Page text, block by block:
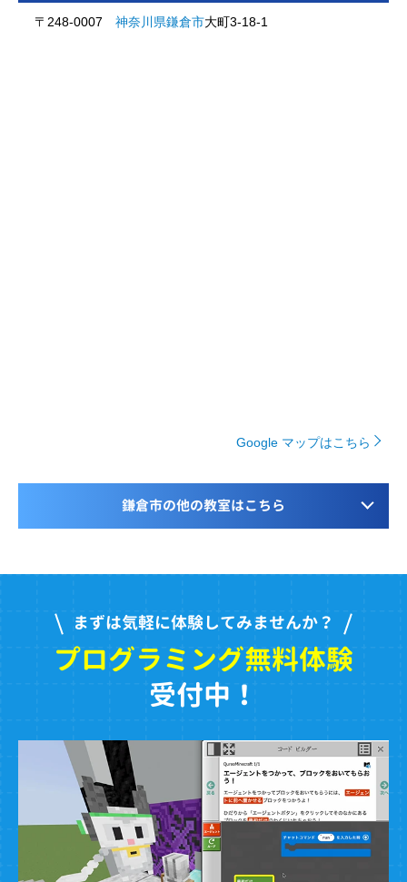
〒248-0007 神奈川県鎌倉市大町3-18-1
Google マップはこちら
鎌倉市の他の教室はこちら
まずは気軽に体験してみませんか？
プログラミング無料体験
受付中！